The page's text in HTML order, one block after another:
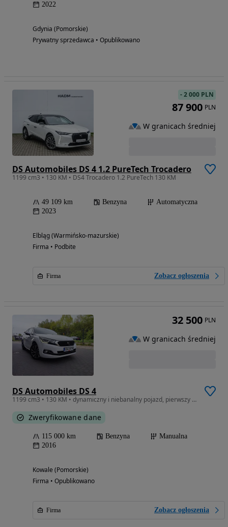
2022
Gdynia (Pomorskie)
Prywatny sprzedawca • Opublikowano
DS Automobiles DS 4 1.2 PureTech Trocadero
1199 cm3 • 130 KM • DS4 Trocadero 1.2 PureTech 130 KM
49 109 km Benzyna
Automatyczna
2023
Elbląg (Warmińsko-mazurskie)
Firma • Podbite
Firma Zobacz ogłoszenia
-2 000 PLN
87 900 PLN
W granicach średniej
DS Automobiles DS 4
1199 cm3 • 130 KM • dynamiczny i niebanalny pojazd, pierwszy właściciel w Polsce.
Zweryfikowane dane
115 000 km Benzyna
Manualna
2016
Kowale (Pomorskie)
Firma • Opublikowano
Firma Zobacz ogłoszenia
32 500 PLN
W granicach średniej